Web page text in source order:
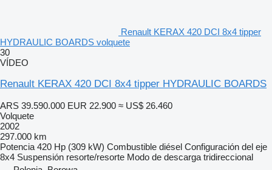
Renault KERAX 420 DCI 8x4 tipper
HYDRAULIC BOARDS volquete
30
VÍDEO
Renault KERAX 420 DCI 8x4 tipper HYDRAULIC BOARDS
ARS 39.590.000 EUR 22.900 ≈ US$ 26.460
Volquete
2002
297.000 km
Potencia 420 Hp (309 kW) Combustible diésel Configuración del eje
8x4 Suspensión resorte/resorte Modo de descarga tridireccional